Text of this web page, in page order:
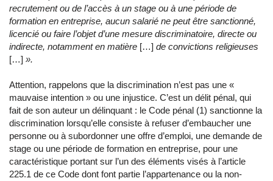
recrutement ou de l’accès à un stage ou à une période de
formation en entreprise, aucun salarié ne peut être sanctionné,
licencié ou faire l’objet d’une mesure discriminatoire, directe ou
indirecte, notamment en matière […] de convictions religieuses
[…] ».
Attention, rappelons que la discrimination n’est pas une «
mauvaise intention » ou une injustice. C’est un délit pénal, qui
fait de son auteur un délinquant : le Code pénal (1) sanctionne la
discrimination lorsqu’elle consiste à refuser d’embaucher une
personne ou à subordonner une offre d’emploi, une demande de
stage ou une période de formation en entreprise, pour une
caractéristique portant sur l’un des éléments visés à l’article
225.1 de ce Code dont font partie l’appartenance ou la non-